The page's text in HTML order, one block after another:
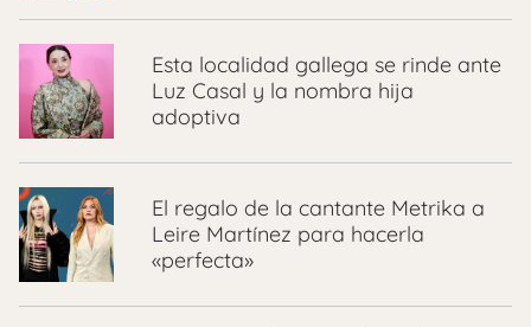
Esta localidad gallega se rinde ante
Luz Casal y la nombra hija
adoptiva
El regalo de la cantante Metrika a
Leire Martínez para hacerla
«perfecta»